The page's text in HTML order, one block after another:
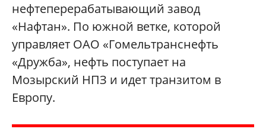
нефтеперерабатывающий завод
«Нафтан». По южной ветке, которой
управляет ОАО «Гомельтранснефть
«Дружба», нефть поступает на
Мозырский НПЗ и идет транзитом в
Европу.